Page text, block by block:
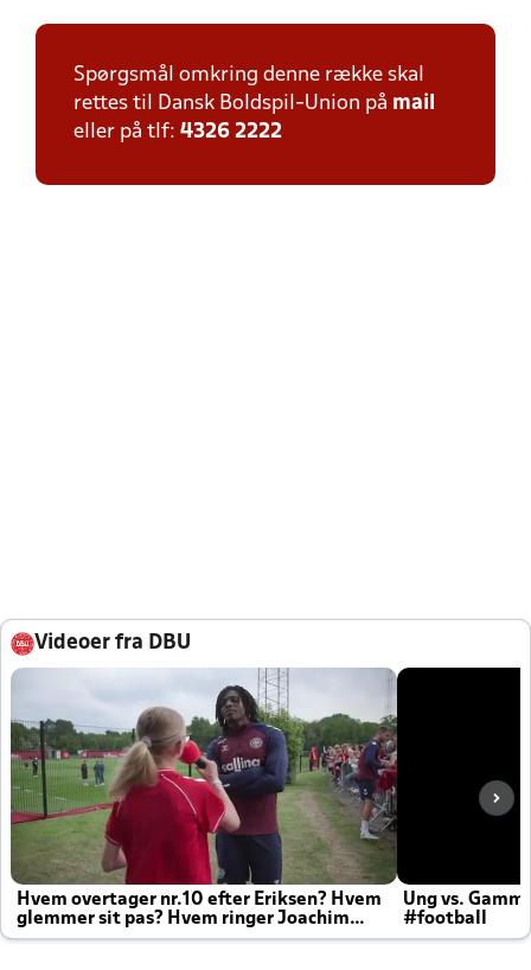
Spørgsmål omkring denne række skal
rettes til Dansk Boldspil-Union på mail
eller på tlf: 4326 2222
Videoer fra DBU
Hvem overtager nr.10 efter Eriksen? Hvem
glemmer sit pas? Hvem ringer Joachim
altid til efter kampe?
Ung vs.
#football